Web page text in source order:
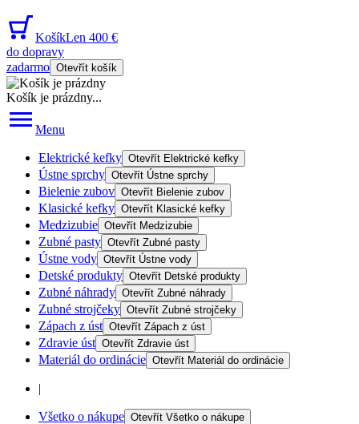
KošíkLen 400 €
do dopravy
zadarmo Otevřít košík
Košík je prázdny...
Menu
Elektrické kefky Otevřít Elektrické kefky
Ústne sprchy Otevřít Ústne sprchy
Bielenie zubov Otevřít Bielenie zubov
Klasické kefky Otevřít Klasické kefky
Medzizubie Otevřít Medzizubie
Zubné pasty Otevřít Zubné pasty
Ústne vody Otevřít Ústne vody
Detské produkty Otevřít Detské produkty
Zubné náhrady Otevřít Zubné náhrady
Zubné strojčeky Otevřít Zubné strojčeky
Zápach z úst Otevřít Zápach z úst
Zdravie úst Otevřít Zdravie úst
Materiál do ordinácie Otevřít Materiál do ordinácie
|
Všetko o nákupe Otevřít Všetko o nákupe